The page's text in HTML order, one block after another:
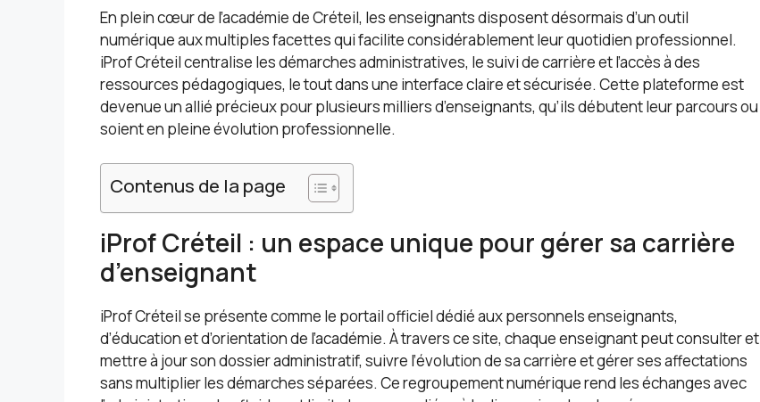
En plein cœur de l’académie de Créteil, les enseignants disposent désormais d’un outil
numérique aux multiples facettes qui facilite considérablement leur quotidien professionnel.
iProf Créteil centralise les démarches administratives, le suivi de carrière et l’accès à des
ressources pédagogiques, le tout dans une interface claire et sécurisée. Cette plateforme est
devenue un allié précieux pour plusieurs milliers d’enseignants, qu’ils débutent leur parcours ou
soient en pleine évolution professionnelle.
Contenus de la page
iProf Créteil : un espace unique pour gérer sa carrière
d’enseignant
iProf Créteil se présente comme le portail officiel dédié aux personnels enseignants,
d’éducation et d’orientation de l’académie. À travers ce site, chaque enseignant peut consulter et
mettre à jour son dossier administratif, suivre l’évolution de sa carrière et gérer ses affectations
sans multiplier les démarches séparées. Ce regroupement numérique rend les échanges avec